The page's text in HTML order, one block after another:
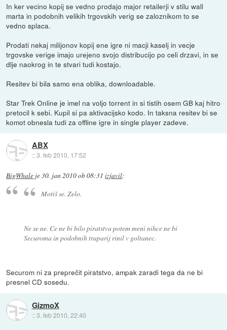
In ker vecino kopij se vedno prodajo major retailerji v stilu wall
marta in podobnih velikih trgovskih verig se zaloznikom to se
vedno splaca.
Prodati nekaj milijonov kopij ene igre ni macji kaselj in vecje
trgovske verige imajo urejeno svojo distribucijo po celi drzavi, in se
dlje naokrog in te stvari tudi kostajo.
Resitev bi bila samo ena oblika, downloadable.
Star Trek Online je imel na voljo torrent in si tistih osem GB kaj hitro
pretocil k sebi. Kupil si pa aktivacijsko kodo. In taksna resitev bi se
komot obnesla tudi za offline igre in single player zadeve.
ABX
::3. feb 2010, 17:52
BigWhale je30. jan 2010 ob 08:31 izjavil:
Motiš se. Zelo.
Ne se ne. Ce ne bi bilo piratstva potem meni nihce ne bi
Securoma in podobnih traparij rinil v goltanec.
Securom ni za preprečit piratstvo, ampak zaradi tega da ne bi
presnel CD sosedu.
GizmoX
::3. feb 2010, 22:40